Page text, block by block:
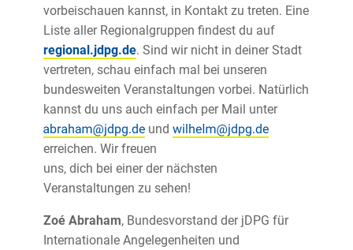
vorbeischauen kannst, in Kontakt zu treten. Eine
Liste aller Regionalgruppen findest du auf
regional.jdpg.de. Sind wir nicht in deiner Stadt
vertreten, schau einfach mal bei unseren
bundesweiten Veranstaltungen vorbei. Natürlich
kannst du uns auch einfach per Mail unter
und
erreichen. Wir freuen
uns, dich bei einer der nächsten
Veranstaltungen zu sehen!
Zoé Abraham, Bundesvorstand der jDPG für
Internationale Angelegenheiten und